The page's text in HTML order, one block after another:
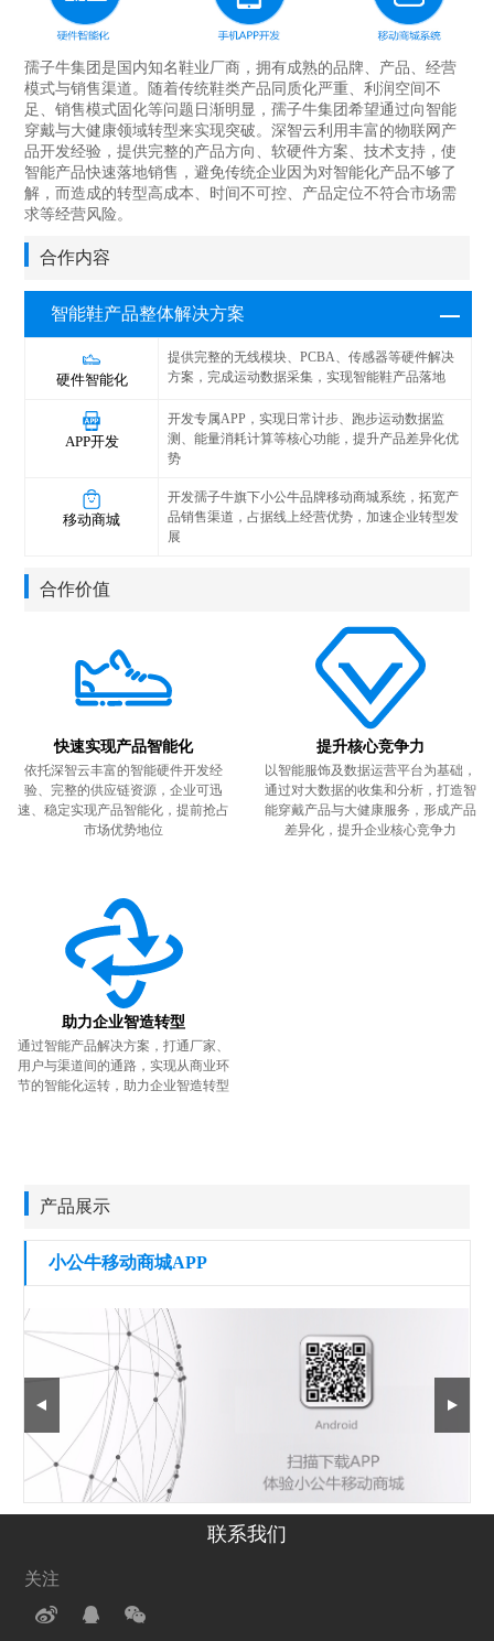
孺子牛集团是国内知名鞋业厂商，拥有成熟的品牌、产品、经营
模式与销售渠道。随着传统鞋类产品同质化严重、利润空间不
足、销售模式固化等问题日渐明显，孺子牛集团希望通过向智能
穿戴与大健康领域转型来实现突破。深智云利用丰富的物联网产
品开发经验，提供完整的产品方向、软硬件方案、技术支持，使
智能产品快速落地销售，避免传统企业因为对智能化产品不够了
解，而造成的转型高成本、时间不可控、产品定位不符合市场需
求等经营风险。
合作内容
智能鞋产品整体解决方案
硬件智能化
提供完整的无线模块、PCBA、传感器等硬件解决
方案，完成运动数据采集，实现智能鞋产品落地
APP开发
开发专属APP，实现日常计步、跑步运动数据监
测、能量消耗计算等核心功能，提升产品差异化优
势
移动商城
开发孺子牛旗下小公牛品牌移动商城系统，拓宽产
品销售渠道，占据线上经营优势，加速企业转型发
展
合作价值
快速实现产品智能化
依托深智云丰富的智能硬件开发经
验、完整的供应链资源，企业可迅
速、稳定实现产品智能化，提前抢占
市场优势地位
提升核心竞争力
以智能服饰及数据运营平台为基础，
通过对大数据的收集和分析，打造智
能穿戴产品与大健康服务，形成产品
差异化，提升企业核心竞争力
助力企业智造转型
通过智能产品解决方案，打通厂家、
用户与渠道间的通路，实现从商业环
节的智能化运转，助力企业智造转型
产品展示
小公牛移动商城APP
联系我们
关注